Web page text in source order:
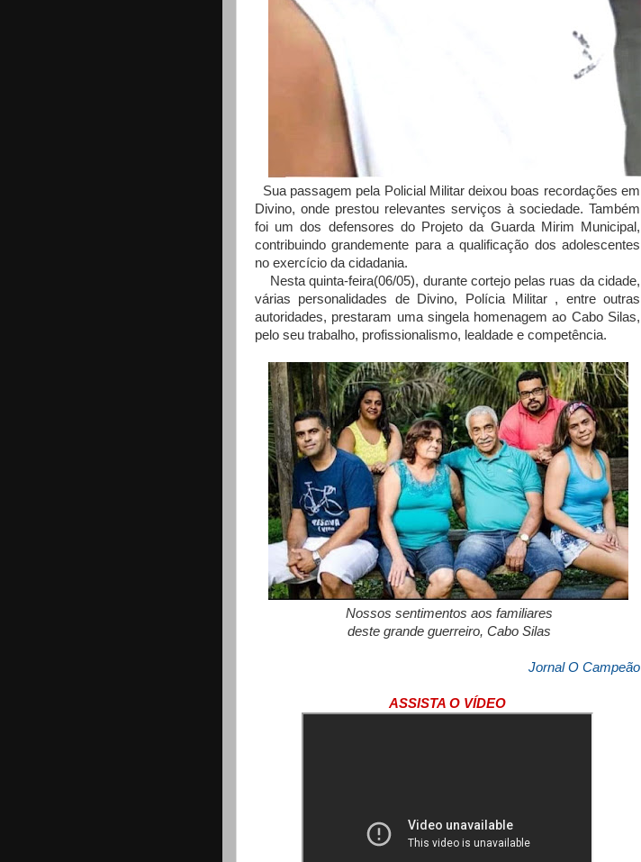
Sua passagem pela Policial Militar deixou boas recordações em
Divino, onde prestou relevantes serviços à sociedade. Também
foi um dos defensores do Projeto da Guarda Mirim Municipal,
contribuindo grandemente para a qualificação dos adolescentes
no exercício da cidadania.
Nesta quinta-feira(06/05), durante cortejo pelas ruas da cidade,
várias personalidades de Divino, Polícia Militar , entre outras
autoridades, prestaram uma singela homenagem ao Cabo Silas,
pelo seu trabalho, profissionalismo, lealdade e competência.
Nossos sentimentos aos familiares
deste grande guerreiro, Cabo Silas
Jornal O Campeão
ASSISTA O VÍDEO